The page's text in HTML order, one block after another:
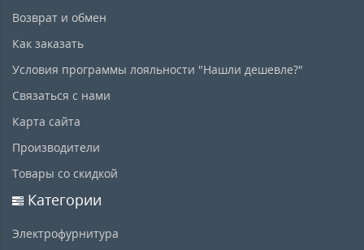
Возврат и обмен
Как заказать
Условия программы лояльности "Нашли дешевле?"
Связаться с нами
Карта сайта
Производители
Товары со скидкой
Категории
Электрофурнитура